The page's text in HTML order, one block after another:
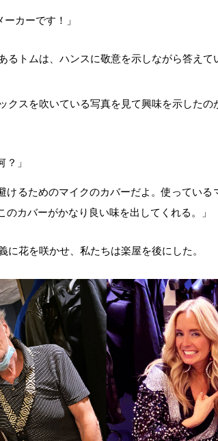
ーカーです！」
るトムは、ハンスに敬意を示しながら答えて
クスを吹いている写真を見て興味を示したの
？」
けるためのマイクのカバーだよ。使ってい
のカバーがかなり良い味を出してくれる。」
に花を咲かせ、私たちは楽屋を後にした。